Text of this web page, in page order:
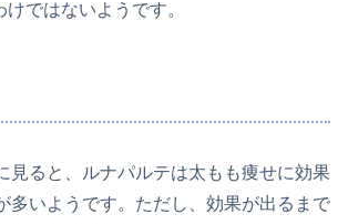
ではないようです。
見ると、ルナパルテは太もも痩せに効果
多いようです。ただし、効果が出るまで